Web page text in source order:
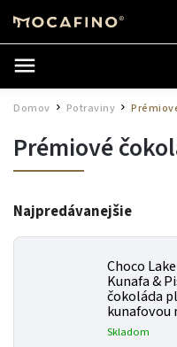
Domov Potraviny /
Prémiové
Najpredávanejšie
Choco
Kunafa &
čokoláda
kunafovou
Skladom